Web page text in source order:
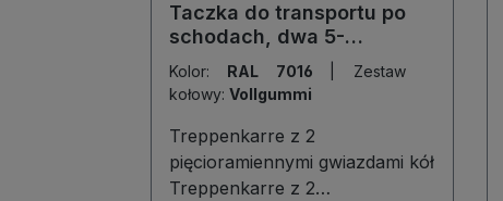
Taczka do transportu po
schodach, dwa 5-
ramienne wieńce kół
Kolor: RAL 7016
kołowy: Vollgummi
Treppenkarre z 2
pięcioramiennymi gwiazdami kół
Treppenkarre z 2